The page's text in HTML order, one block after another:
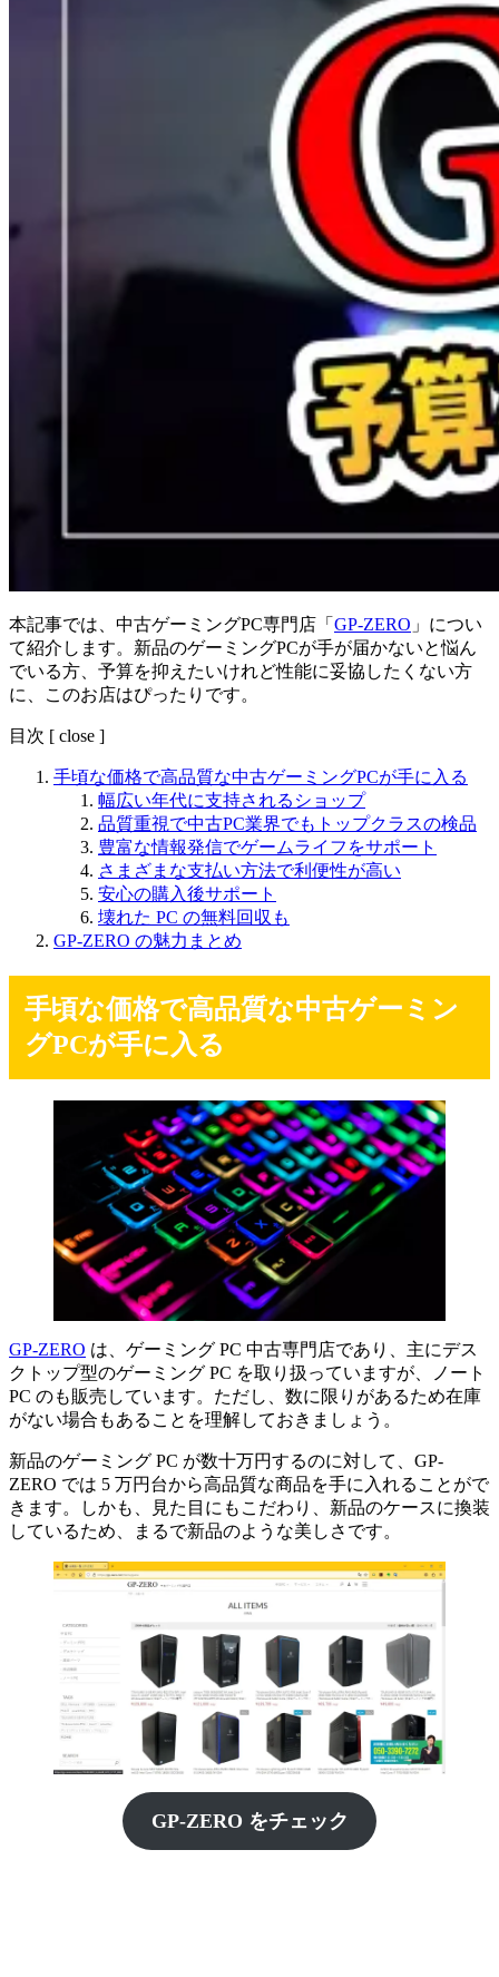
本記事では、中古ゲーミングPC専門店「 GP-ZERO 」につい
て紹介します。新品のゲーミングPCが手が届かないと悩ん
でいる方、予算を抑えたいけれど性能に妥協したくない方
に、このお店はぴったりです。
目次 [ close ]
手頃な価格で高品質な中古ゲーミングPCが手に入る
幅広い年代に支持されるショップ
品質重視で中古PC業界でもトップクラスの検品
豊富な情報発信でゲームライフをサポート
さまざまな支払い方法で利便性が高い
安心の購入後サポート
壊れた PC の無料回収も
GP-ZERO の魅力まとめ
手頃な価格で高品質な中古ゲーミン
グPCが手に入る
GP-ZERO は、ゲーミング PC 中古専門店であり、主にデス
クトップ型のゲーミング PC を取り扱っていますが、ノート
PC のも販売しています。ただし、数に限りがあるため在庫
がない場合もあることを理解しておきましょう。
新品のゲーミング PC が数十万円するのに対して、GP-
ZERO では 5 万円台から高品質な商品を手に入れることがで
きます。しかも、見た目にもこだわり、新品のケースに換装
しているため、まるで新品のような美しさです。
GP-ZERO をチェック